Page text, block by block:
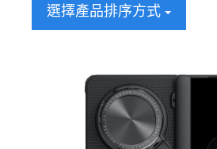
選擇產品排序方式